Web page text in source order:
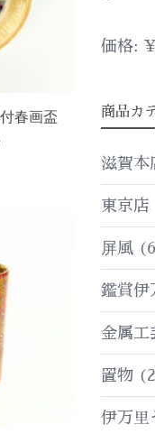
春画盃
最
価
格
最
価
格
価格:
商品カ
滋賀本
東京店
屏風
鑑賞伊
金属工
置物
伊万里